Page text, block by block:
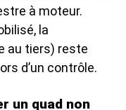
à moteur.
la
au tiers) reste
d’un contrôle.
un quad non